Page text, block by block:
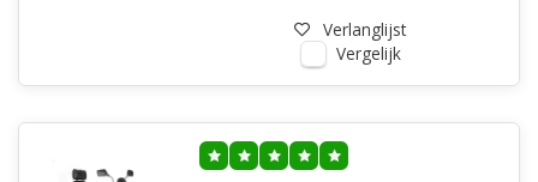
Verlanglijst
Vergelijk